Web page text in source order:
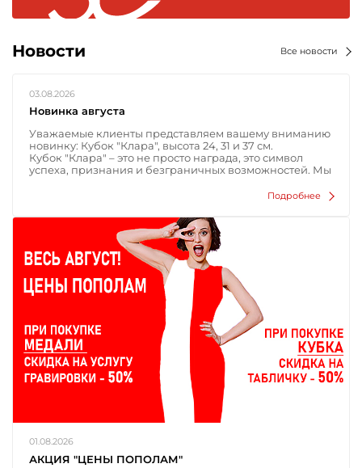
Новости Все новости
03.08.2026
Новинка августа
Уважаемые клиенты представляем вашему вниманию
новинку: Кубок "Клара", высота 24, 31 и 37 см.
Кубок "Клара" – это не просто награда, это символ
успеха, признания и безграничных возможностей. Мы
изделием и выбрать идеальный кубок которыйПодробнее
01.08.2026
АКЦИЯ "ЦЕНЫ ПОПОЛАМ"